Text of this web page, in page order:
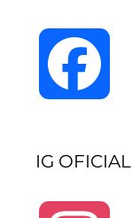
IG OFICIAL